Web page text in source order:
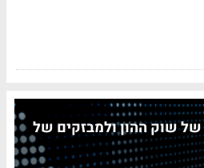
של שוק ההון ולמבזקים של